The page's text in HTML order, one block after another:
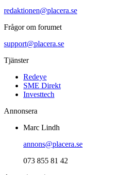
redaktionen@placera.se
Frågor om forumet
support@placera.se
Tjänster
Redeye
SME Direkt
Investtech
Annonsera
Marc Lindh
annons@placera.se
073 855 81 42